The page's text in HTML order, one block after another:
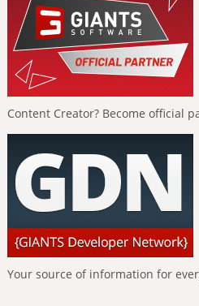
Content Creator? Become official
Your source of information for